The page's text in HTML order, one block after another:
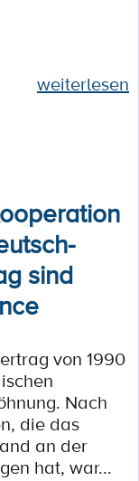
weiterlesen
sind
von 1990
Nach
die das
an der
hat, war...